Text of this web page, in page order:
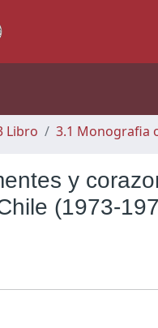
Libro 3.1 Monografia
y
(1973-